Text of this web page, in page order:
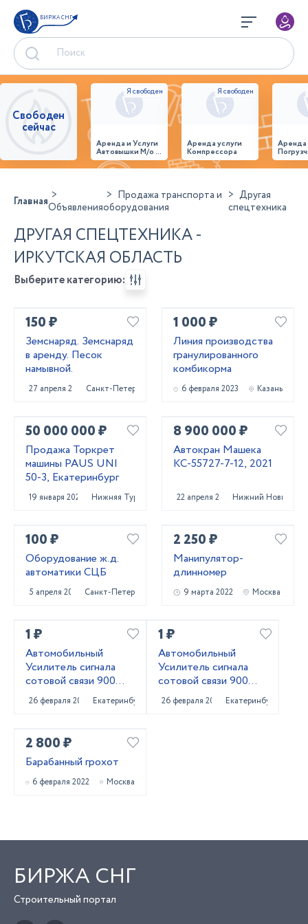
БИРЖА СНГ
Свободен
сейчас
Аренда и Услуги
Автовышки М/о г.
Домодедово
26,28,32 место
Аренда услуги
Компрессора
ГлавнаяОбъявления
Продажа транспорта и
оборудования
Другая
спецтехника
ДРУГАЯ СПЕЦТЕХНИКА -
ИРКУТСКАЯ ОБЛАСТЬ
Выберите категорию:
150 ₽
Земснаряд. Земснаряд
в аренду. Песок
намывной.
27 апреля 2023 Санкт-Петербург
1 000 ₽
Линия производства
гранулированного
комбикорма
6 февраля 2023 Казань
50 000 000 ₽
Продажа Торкрет
машины PAUS UNI
50-3, Екатеринбург
19 января 2023 Нижняя Тура
8 900 000 ₽
Автокран Машека
КС-55727-7-12, 2021
22 апреля 2022 Нижний Новгород
100 ₽
Оборудование ж.д.
автоматики СЦБ
5 апреля 2022 Санкт-Петербург
2 250 ₽
Манипулятор-
длинномер
9 марта 2022 Москва
1 ₽
Автомобильный
Усилитель сигнала
сотовой связи 900
MHZ + 1800 MHZ +
2,3,4 G
26 февраля 2022 Екатеринбург
1 ₽
Автомобильный
Усилитель сигнала
сотовой связи 900
MHZ
26 февраля 2022 Екатеринбург
2 800 ₽
Барабанный грохот
6 февраля 2022 Москва
БИРЖА СНГ
Строительный портал